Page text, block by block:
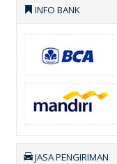
INFO BANK
JASA PENGIRIMAN